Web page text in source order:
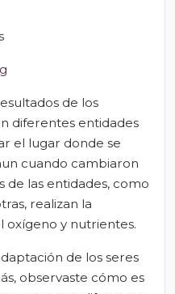
de los
diferentes entidades
el lugar donde se
cuando cambiaron
de las entidades, como
realizan la
oxígeno y nutrientes.
de los seres
observaste cómo es